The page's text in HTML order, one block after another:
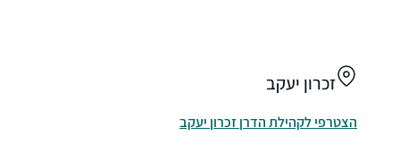
זכרון יעקב
הצטרפי לקהילת הדרן זכרון יעקב